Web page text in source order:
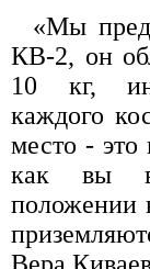
«Мы
КВ-2, он
10 кг,
каждого
место - это
как вы
положении